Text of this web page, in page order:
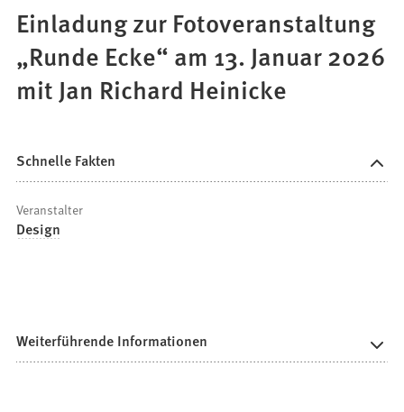
Bewerbung
Einladung zur Fotoveranstaltung
„Runde Ecke“ am 13. Januar 2026
mit Jan Richard Heinicke
Schnelle Fakten
Veranstalter
Design
Weiterführende Informationen